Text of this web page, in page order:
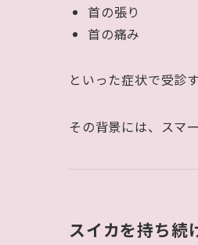
首の張り
首の痛み
といった症状で受診
その背景には、スマ
スイカを持ち続